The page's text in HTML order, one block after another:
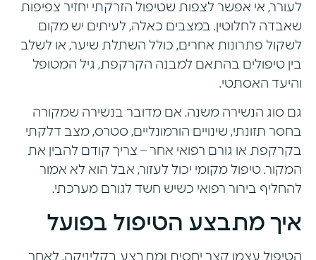
לעורר, אי אפשר לצפות שטיפול הזרקתי יחזיר צפיפות
שאבדה לחלוטין. במצבים כאלה, לעיתים יש מקום
לשקול פתרונות אחרים, כולל השתלת שיער, או לשלב
בין טיפולים בהתאם למבנה הקרקפת, גיל המטופל
והיעד האסתטי.
גם סוג הנשירה משנה. אם מדובר בנשירה שמקורה
בחסר תזונתי, שינויים הורמונליים, סטרס, מצב דלקתי
בקרקפת או גורם רפואי אחר – צריך קודם להבין את
המקור. טיפול מקומי יכול לעזור, אבל הוא לא אמור
להחליף בירור רפואי כשיש חשד לגורם מערכתי.
איך מתבצע הטיפול בפועל
הטיפול עצמו קצר יחסית ומתבצע בקליניקה. לאחר